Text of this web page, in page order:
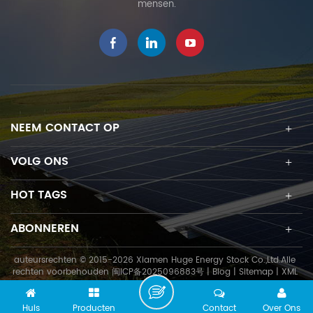
economische kosten om
aan de eisen van klanten
te voldoen.
mensen.
NEEM CONTACT OP
VOLG ONS
HOT TAGS
ABONNEREN
auteursrechten © 2015-2026 Xiamen Huge Energy Stock Co.,Ltd.Alle
rechten voorbehouden 闽ICP备2025096883号|Blog | Sitemap| XML
Huis Producten Over Ons
Contact